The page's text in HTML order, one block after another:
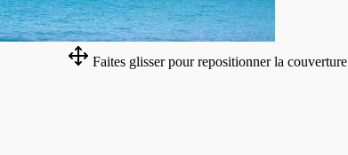
Faites glisser pour repositionner la couverture